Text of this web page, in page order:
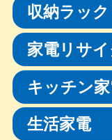
収納ラッ
家電リサ
キッチン
生活家電